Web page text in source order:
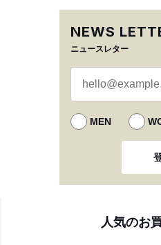
NEWS
ニュースレター
MEN
人気のお